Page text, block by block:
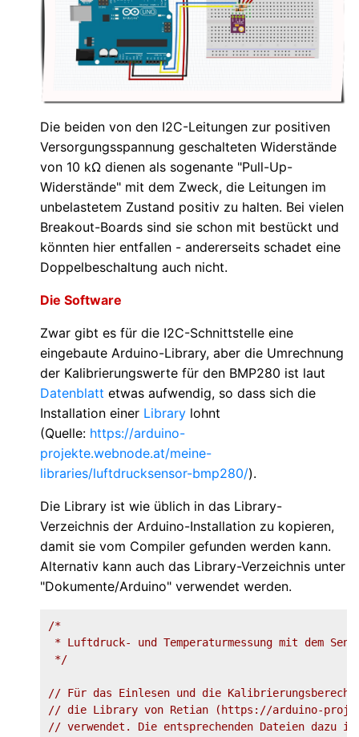
Die beiden von den I2C-Leitungen zur positiven
Versorgungsspannung geschalteten Widerstände
von 10 kΩ dienen als sogenante "Pull-Up-
Widerstände" mit dem Zweck, die Leitungen im
unbelastetem Zustand positiv zu halten. Bei vielen
Breakout-Boards sind sie schon mit bestückt und
könnten hier entfallen - andererseits schadet eine
Doppelbeschaltung auch nicht.
Die Software
Zwar gibt es für die I2C-Schnittstelle eine
eingebaute Arduino-Library, aber die Umrechnung
der Kalibrierungswerte für den BMP280 ist laut
Datenblatt etwas aufwendig, so dass sich die
Installation einer Library lohnt
(Quelle: https://arduino-
projekte.webnode.at/meine-
libraries/luftdrucksensor-bmp280/).
Die Library ist wie üblich in das Library-
Verzeichnis der Arduino-Installation zu kopieren,
damit sie vom Compiler gefunden werden kann.
Alternativ kann auch das Library-Verzeichnis unter
"Dokumente/Arduino" verwendet werden.
/*
* Luftdruck- und Temperaturmessung mit dem
*/
// Für das Einlesen und die
// die Library von Retian (https://arduino-
// verwendet. Die entsprechenden Dateien dazu